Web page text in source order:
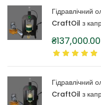
Гідравлічний
CraftOil з
₴137,000.00
Гідравлічний
CraftOil з